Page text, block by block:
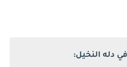
دله النخيل: